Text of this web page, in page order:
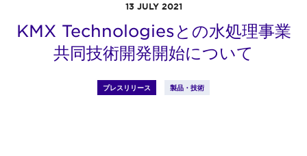
13 JULY 2021
KMX Technologiesとの水処理事業
共同技術開発開始について
プレスリリース 製品・技術